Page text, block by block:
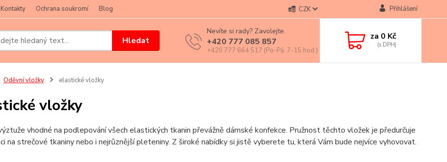
Kontakty Ochrana soukromí Blog CZK Přihlášení
Hledat
Nevíte si rady? Zavolejte.
+420 777 085 857
+420 777 664 517 (Po-Pá, 7-15 hod.)
za 0 Kč
Oděvní vložky elastické vložky
vložky
vhodné na podlepování všech elastických tkanin převážně dámské konfekce. Pružnost těchto vložek je předurčuje
na strečové tkaniny nebo i nejrůznější pleteniny. Z široké nabídky si jistě vyberete tu, která Vám bude nejvíce vyhovovat.